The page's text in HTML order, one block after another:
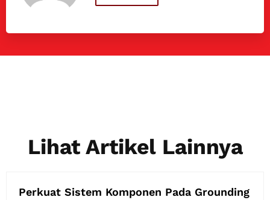
Lihat Artikel Lainnya
Perkuat Sistem Komponen Pada Grounding